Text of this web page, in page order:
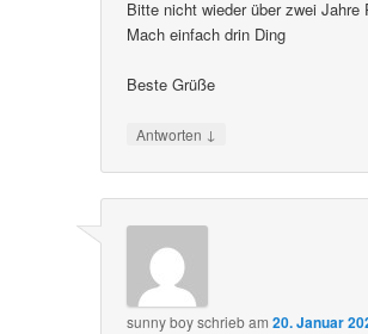
Bitte nicht wieder über zwei Jahre
Mach einfach drin Ding
Beste Grüße
Antworten ↓
sunny boyschriebam20. Januar